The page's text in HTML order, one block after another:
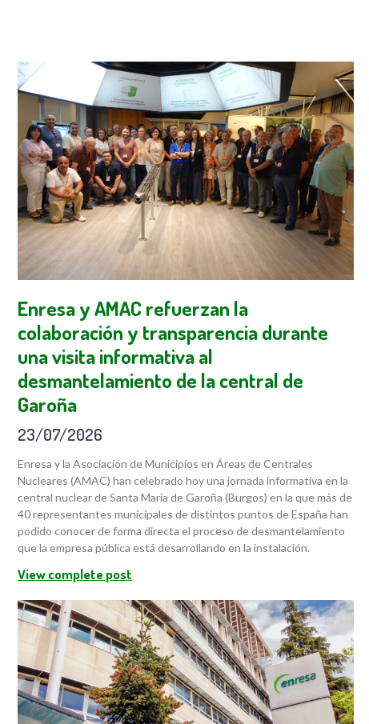
Enresa y AMAC refuerzan la
colaboración y transparencia durante
una visita informativa al
desmantelamiento de la central de
Garoña
23/07/2026
Enresa y la Asociación de Municipios en Áreas de Centrales
Nucleares (AMAC) han celebrado hoy una jornada informativa en la
central nuclear de Santa María de Garoña (Burgos) en la que más de
40 representantes municipales de distintos puntos de España han
podido conocer de forma directa el proceso de desmantelamiento
que la empresa pública está desarrollando en la instalación.
View complete post